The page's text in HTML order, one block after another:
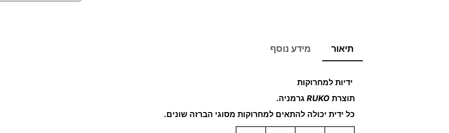
תיאור מידע נוסף
ידיות למחרוקות
תוצרת RUKO גרמניה.
כל ידית יכולה להתאים למחרוקות מסוגי הברזה שונים.